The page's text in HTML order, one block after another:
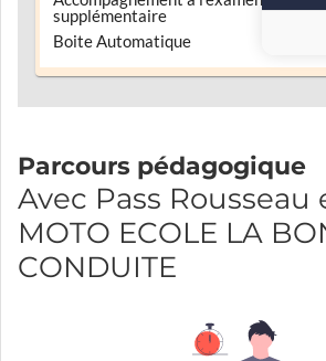
supplémentaire
Boite Automatique
Parcours pédagogique
Avec Pass Rousseau
MOTO ECOLE LA
CONDUITE